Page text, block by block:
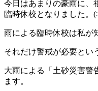
今日はあまりの豪雨に、
臨時休校となりました。
雨による臨時休校は私
それだけ警戒が必要とい
大雨による「土砂災害警
ます。